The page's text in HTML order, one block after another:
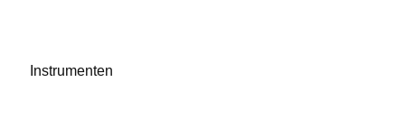
Instrumenten